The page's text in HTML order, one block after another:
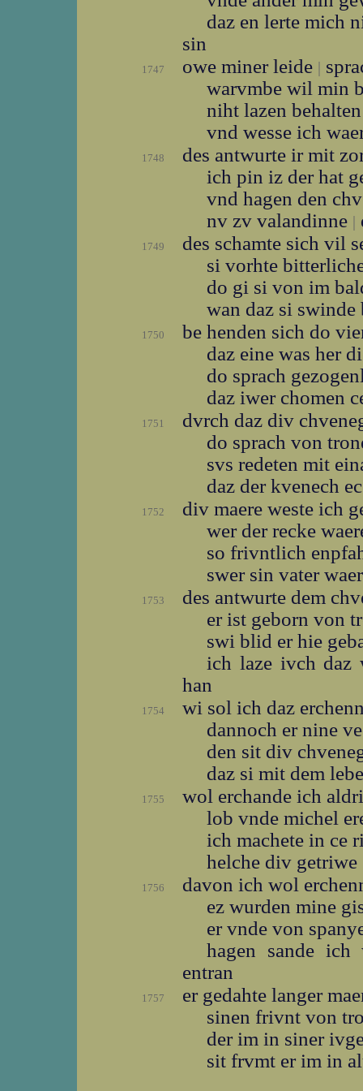
daz en lerte mich
sin
1747 owe miner leide |
warvmbe wil min
niht lazen
vnd wesse ich
1748
des antwurte ir mit
ich pin iz der hat
vnd hagen den
nv zv valandinne |
1749
des schamte sich vil
si vorhte
do gi si von im
wan daz si
1750
be henden sich do
daz eine was her
do sprach
daz iwer chomen
1751
dvrch daz div
do sprach von
svs redeten mit
daz der kvenech
1752
div maere weste ich
wer der recke
so frivntlich
swer sin vater
1753
des antwurte dem
er ist geborn von
swi blid er hie
ich laze ivch
han
1754
wi sol ich daz
dannoch er nine
den sit div
daz si mit dem
1755
wol erchande ich
lob vnde michel
ich machete in ce
helche div getriwe
1756
davon ich wol
ez wurden mine
er vnde von
hagen sande
entran
1757
er gedahte langer
sinen frivnt von
der im in siner
sit frvmt er im in